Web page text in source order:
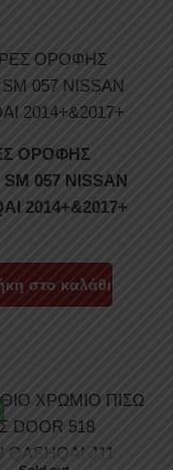
ΟΡΟΦΗΣ
SM 057 NISSAN
2014+&2017+
στο καλάθι